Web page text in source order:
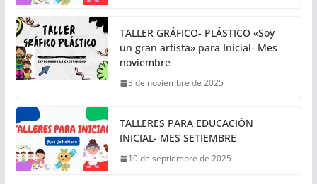
TALLER GRÁFICO- PLÁSTICO «Soy
un gran artista» para Inicial- Mes
noviembre
3 de noviembre de 2025
TALLERES PARA EDUCACIÓN
INICIAL- MES SETIEMBRE
10 de septiembre de 2025